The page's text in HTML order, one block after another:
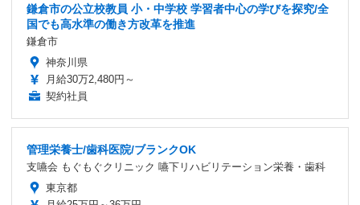
鎌倉市の公立校教員 小・中学校 学習者中心の学びを探究/全
国でも高水準の働き方改革を推進
鎌倉市
神奈川県
月給30万2,480円～
契約社員
管理栄養士/歯科医院/ブランクOK
支嚥会 もぐもぐクリニック 嚥下リハビリテーション栄養・歯科
東京都